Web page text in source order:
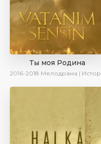
Ты моя Родина
2016-2018 Мелодрама | Исторический | Военный | Turok1990